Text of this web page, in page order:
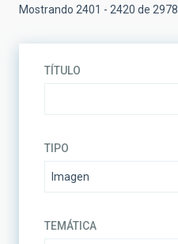
Mostrando 2401 - 2420 de 2978
TÍTULO
TIPO
TEMÁTICA